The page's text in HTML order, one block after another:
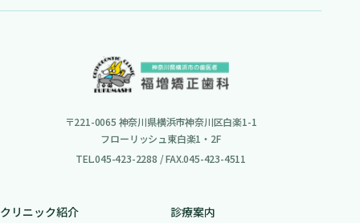
〒221-0065 神奈川県横浜市神奈川区白楽1-1
​​​​​​​フローリッシュ東白楽1・2F
TEL.045-423-2288 / FAX.045-423-4511
クリニック紹介 診療案内